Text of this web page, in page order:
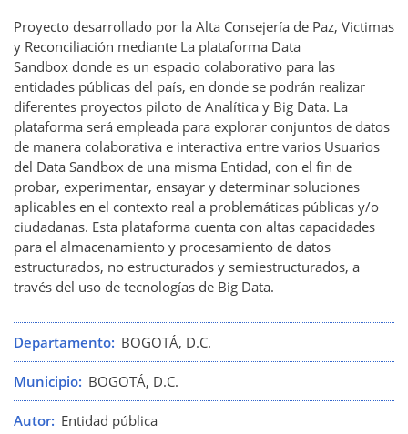
Proyecto desarrollado por la Alta Consejería de Paz, Victimas
y Reconciliación mediante La plataforma Data
Sandbox donde es un espacio colaborativo para las
entidades públicas del país, en donde se podrán realizar
diferentes proyectos piloto de Analítica y Big Data. La
plataforma será empleada para explorar conjuntos de datos
de manera colaborativa e interactiva entre varios Usuarios
del Data Sandbox de una misma Entidad, con el fin de
probar, experimentar, ensayar y determinar soluciones
aplicables en el contexto real a problemáticas públicas y/o
ciudadanas. Esta plataforma cuenta con altas capacidades
para el almacenamiento y procesamiento de datos
estructurados, no estructurados y semiestructurados, a
través del uso de tecnologías de Big Data.
Departamento BOGOTÁ, D.C.
Municipio BOGOTÁ, D.C.
Autor Entidad pública